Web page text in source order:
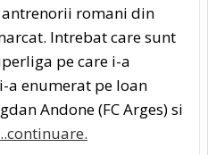
antrenorii romani din
Intrebat care sunt
pe care i-a
a enumerat pe Ioan
Andone (FC Arges) si